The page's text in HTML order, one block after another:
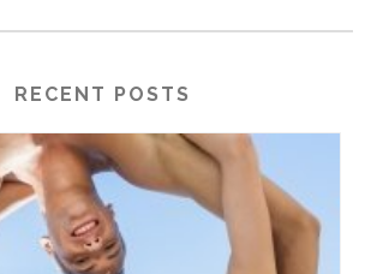
RECENT POSTS